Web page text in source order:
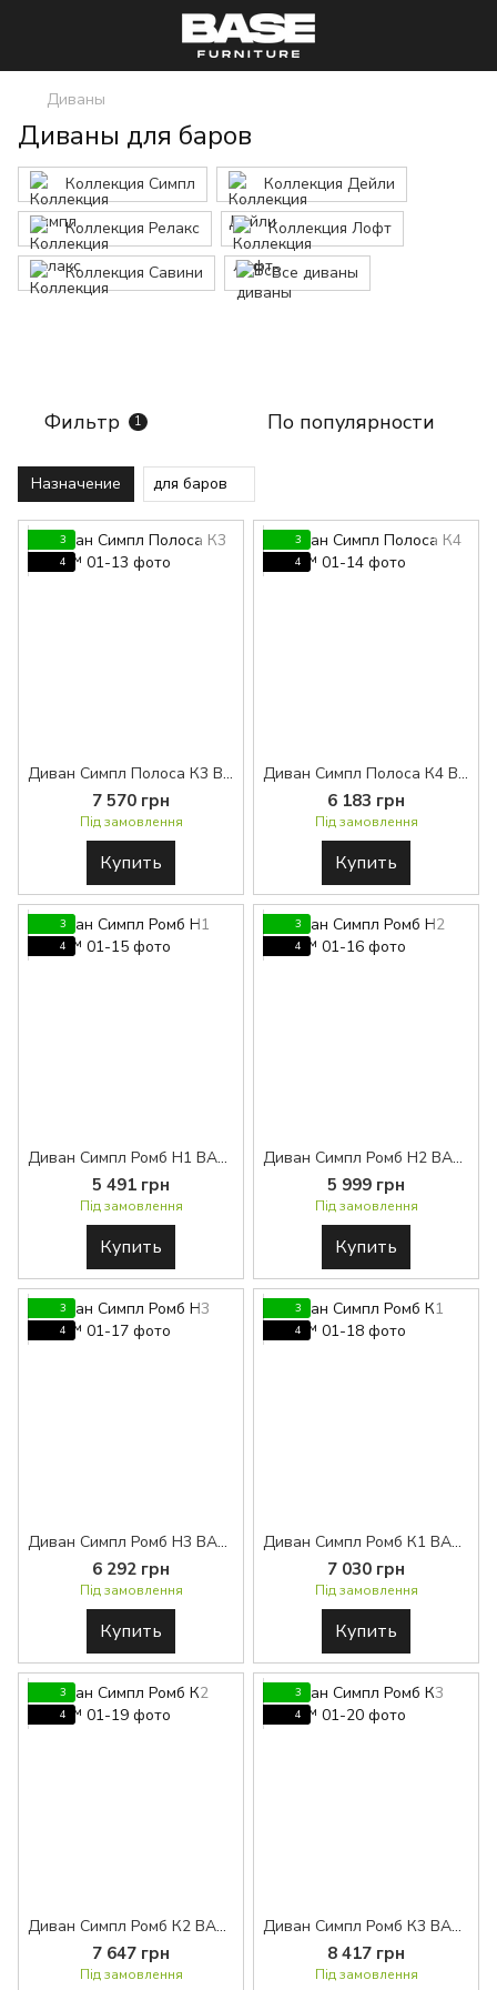
Диваны
Диваны для баров
Коллекция Симпл Коллекция Дейли
Коллекция Релакс Коллекция Лофт
Коллекция Савини Все диваны
Фильтр 1 По популярности
Назначение для баров
3
4
Диван Симпл Полоса К3 BASE™
7 570 грн
Під замовлення
Купить
3
4
Диван Симпл Полоса К4 BASE™
6 183 грн
Під замовлення
Купить
3
4
Диван Симпл Ромб H1 BASE™
5 491 грн
Під замовлення
Купить
3
4
Диван Симпл Ромб H2 BASE™
5 999 грн
Під замовлення
Купить
3
4
Диван Симпл Ромб H3 BASE™
6 292 грн
Під замовлення
Купить
3
4
Диван Симпл Ромб К1 BASE™
7 030 грн
Під замовлення
Купить
3
4
Диван Симпл Ромб К2 BASE™
7 647 грн
Під замовлення
3
4
Диван Симпл Ромб К3 BASE™
8 417 грн
Під замовлення